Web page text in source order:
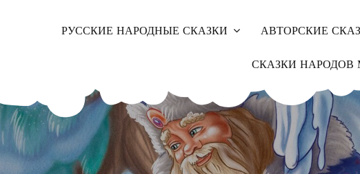
РУССКИЕ НАРОДНЫЕ СКАЗКИ АВТОРСКИЕ
СКАЗКИ НАРОДОВ